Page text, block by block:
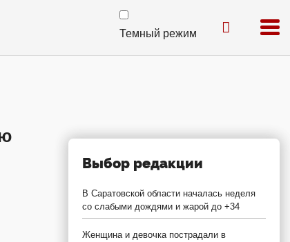
Темный режим
Выбор редакции
В Саратовской области началась неделя
со слабыми дождями и жарой до +34
Женщина и девочка пострадали в